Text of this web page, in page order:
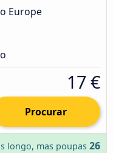
Europe
17 €
Procurar
longo, mas poupas 26